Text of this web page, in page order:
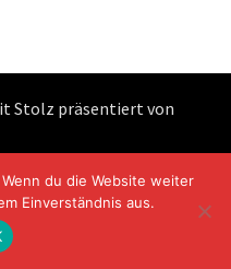
Stolz präsentiert von
du die Website weiter
Einverständnis aus.